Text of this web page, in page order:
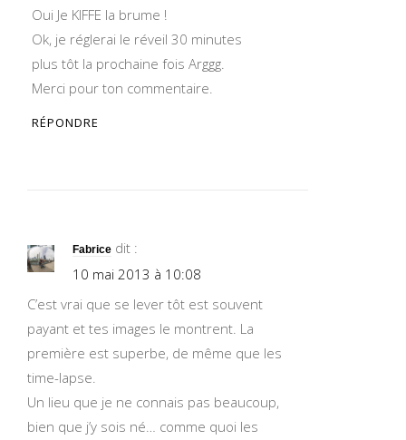
Oui Je KIFFE la brume !
Ok, je réglerai le réveil 30 minutes
plus tôt la prochaine fois Arggg.
Merci pour ton commentaire.
RÉPONDRE
Fabrice dit :
10 mai 2013 à 10:08
C’est vrai que se lever tôt est souvent
payant et tes images le montrent. La
première est superbe, de même que les
time-lapse.
Un lieu que je ne connais pas beaucoup,
bien que j’y sois né… comme quoi les